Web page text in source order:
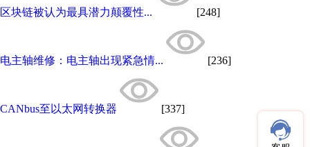
区块链被认为最具潜力颠覆性... [248]
电主轴维修：电主轴出现紧急情... [236]
CANbus至以太网转换器 [337]